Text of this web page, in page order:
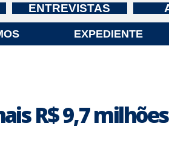
ENTREVISTAS
EXPEDIENTE
R$ 9,7